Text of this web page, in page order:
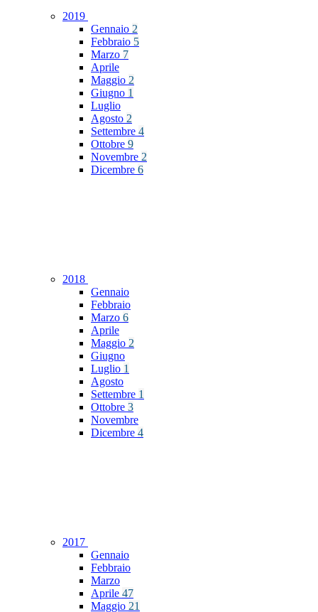
2019
Gennaio 2
Febbraio 5
Marzo 7
Aprile
Maggio 2
Giugno 1
Luglio
Agosto 2
Settembre 4
Ottobre 9
Novembre 2
Dicembre 6
2018
Gennaio
Febbraio
Marzo 6
Aprile
Maggio 2
Giugno
Luglio 1
Agosto
Settembre 1
Ottobre 3
Novembre
Dicembre 4
2017
Gennaio
Febbraio
Marzo
Aprile 47
Maggio 21